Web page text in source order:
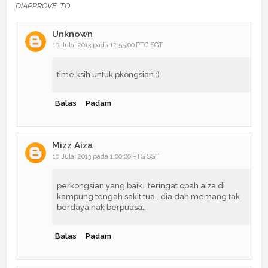
DIAPPROVE. TQ
Unknown
10 Julai 2013 pada 12:55:00 PTG SGT
time ksih untuk pkongsian :)
Balas Padam
Mizz Aiza
10 Julai 2013 pada 1:00:00 PTG SGT
perkongsian yang baik.. teringat opah aiza di
kampung tengah sakit tua.. dia dah memang tak
berdaya nak berpuasa..
Balas Padam